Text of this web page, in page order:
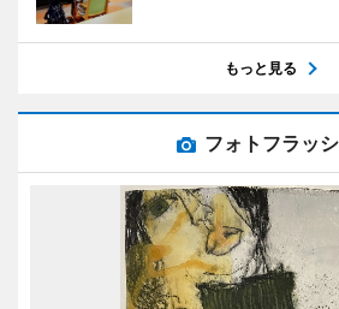
もっと見る
フォトフラッ